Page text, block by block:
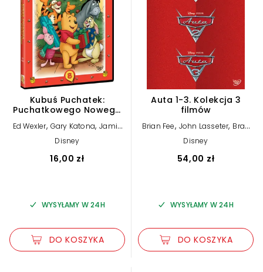
Kubuś Puchatek:
Puchatkowego Nowego
Ed Wexler, Gary Katona,Jamie
Mitchell
Disney
16,00 zł
WYSYŁAMY W 24H
DO KOSZYKA
Auta 1-3. Kolekcja 3
filmów
Brian Fee, John Lasseter, Brad
Lewis
Disney
54,00 zł
WYSYŁAMY W 24H
DO KOSZYKA